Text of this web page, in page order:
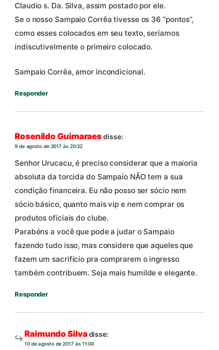
Claudio s. Da. Silva, assim postado por ele.
Se o nosso Sampaio Corrêa tivesse os 36 “pontos”,
como esses colocados em seu texto, seríamos
indiscutivelmente o primeiro colocado.
Sampaio Corrêa, amor incondicional.
Responder
Rosenildo Guimaraesdisse:
9 de agosto de 2017 às 20:32
Senhor Urucacu, é preciso considerar que a maioria
absoluta da torcida do Sampaio NÃO tem a sua
condição financeira. Eu não posso ser sócio nem
sócio básico, quanto mais vip e nem comprar os
produtos oficiais do clube.
Parabéns a você que pode a judar o Sampaio
fazendo tudo isso, mas considere que aqueles que
fazem um sacrifício pra comprarem o ingresso
também contribuem. Seja mais humilde e elegante.
Responder
Raimundo Silvadisse:
10 de agosto de 2017 às 11:00